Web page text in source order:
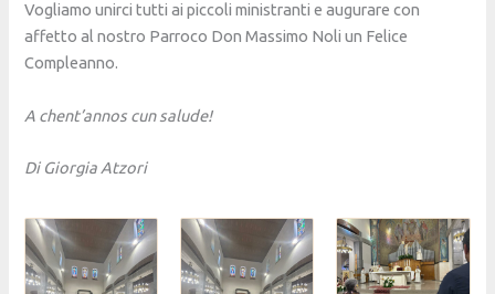
Vogliamo unirci tutti ai piccoli ministranti e augurare con
affetto al nostro Parroco Don Massimo Noli un Felice
Compleanno.
A chent’annos cun salude!
Di Giorgia Atzori